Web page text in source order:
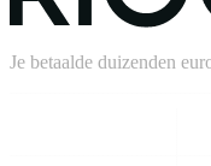
Je betaalde duizenden